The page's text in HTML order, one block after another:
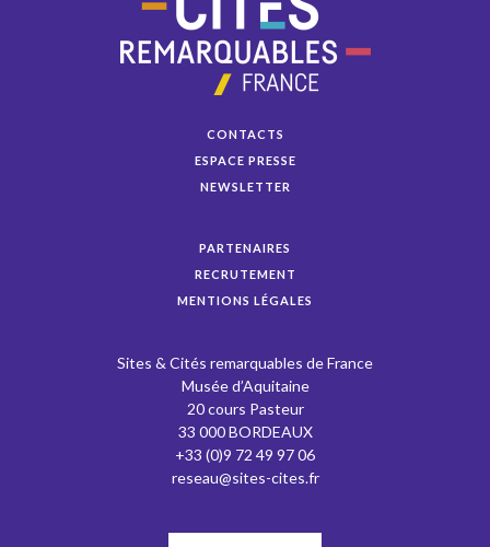
CONTACTS
ESPACE PRESSE
NEWSLETTER
PARTENAIRES
RECRUTEMENT
MENTIONS LÉGALES
Sites & Cités remarquables de France
Musée d’Aquitaine
20 cours Pasteur
33 000 BORDEAUX
+33 (0)9 72 49 97 06
reseau@sites-cites.fr